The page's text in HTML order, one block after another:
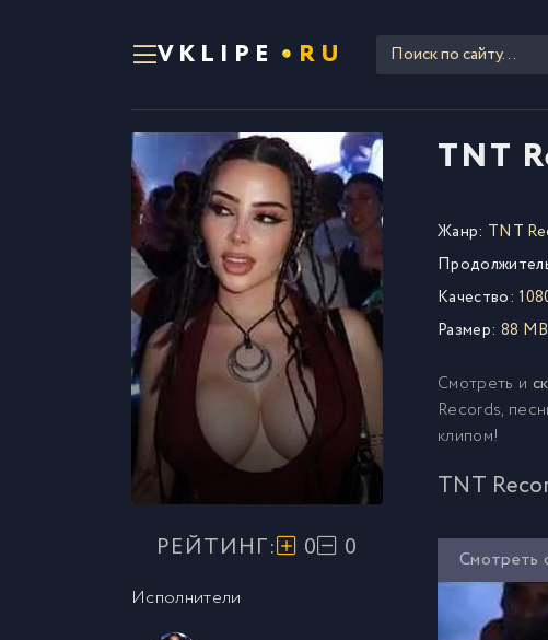
VKLIPE RU
TNT
РЕЙТИНГ: 0 0
Исполнители
Жанр: TNT
Качество:
Размер: 88 MB
Смотреть и
Records,
клипом!
TNT
Смотреть